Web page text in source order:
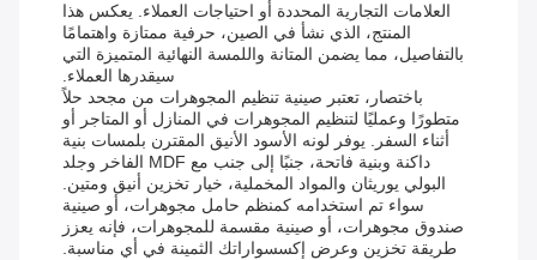
العلامات التجارية المحددة أو احتياجات العملاء. يعكس هذا
المنتج، الذي نشأ في الصين، حرفية ممتازة واهتمامًا
بالتفاصيل، مما يضمن المتانة واللمسة النهائية المتميزة التي
سيقدرها العملاء.
باختصار، تعتبر صينية تنظيم المجوهرات من مجحد حلاً
متطورًا وعمليًا لتنظيم المجوهرات في المنازل أو المتاجر أو
أثناء السفر. يوفر لونه الأسود الأنيق المقترن بلمسات بنية
داكنة وبنية فاتحة، جنبًا إلى جنب مع MDF الفاخر وجلد
البولي يوريثان والمواد المخملية، خيار تخزين أنيق ومتين.
سواء تم استخدامه كمنظم حامل مجوهرات، أو صينية
صندوق مجوهرات، أو صينية مقسمة للمجوهرات، فإنه يعزز
طريقة تخزين وعرض إكسسواراتك الثمينة في أي مناسبة.